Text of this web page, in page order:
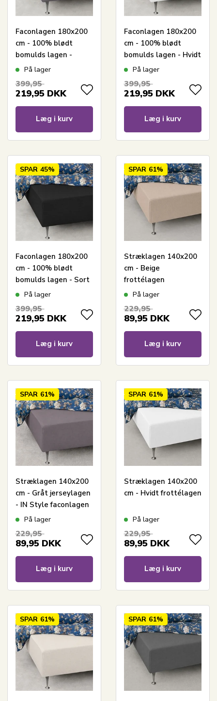
Faconlagen 180x200
cm - 100% blødt
bomulds lagen -
Antracit gråt
by Nordstrand Home
På lager
399,95
219,95 DKK
Læg i kurv
Faconlagen 180x200
cm - 100% blødt
bomulds lagen - Hvidt
boxlagen til madras
På lager
399,95
219,95 DKK
Læg i kurv
SPAR 45%
Faconlagen 180x200
cm - 100% blødt
bomulds lagen - Sort
boxlagen til madras
På lager
399,95
219,95 DKK
Læg i kurv
SPAR 61%
Stræklagen 140x200
cm - Beige
frottélagen
På lager
229,95
89,95 DKK
Læg i kurv
SPAR 61%
Stræklagen 140x200
cm - Gråt jerseylagen
- IN Style faconlagen
På lager
229,95
89,95 DKK
Læg i kurv
SPAR 61%
Stræklagen 140x200
cm - Hvidt frottélagen
På lager
229,95
89,95 DKK
Læg i kurv
SPAR 61% SPAR 61%